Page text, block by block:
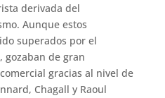
derivada del
Aunque estos
superados por el
gozaban de gran
gracias al nivel de
Chagall y Raoul